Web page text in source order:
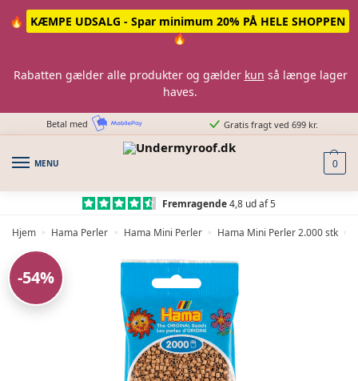
🔥
KÆMPE UDSALG - Spar minimum 20% PÅ HELE SHOPPEN
🔥
Rabatten gælder alle produkter og gælder kun så længe lager
haves.
Betal med Gratis fragt ved 699 kr.
MENU 0
Fremragende4,8 ud af 5
Hjem » Hama Perler » Hama Mini Perler » Hama Mini Perler 2.000 stk »
-54%